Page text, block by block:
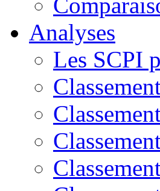
Analyses
Les SCPI